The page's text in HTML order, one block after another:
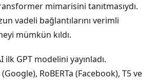
mimarisini tanıtmasıydı.
vadeli bağlantılarını verimli
mümkün kıldı.
ilk GPT modelini yayınladı.
RoBERTa (Facebook), T5 ve